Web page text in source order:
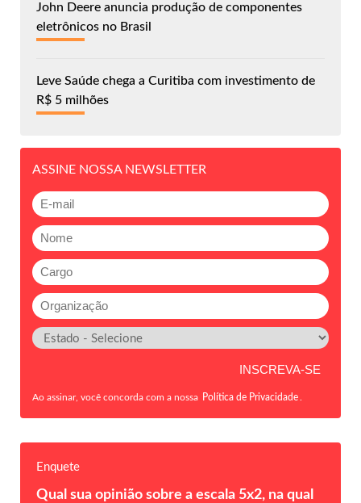
John Deere anuncia produção de componentes
eletrônicos no Brasil
Leve Saúde chega a Curitiba com investimento de
R$ 5 milhões
ASSINE NOSSA NEWSLETTER
Ao assinar, você concorda com a nossa Política de Privacidade
Enquete
Qual sua opinião sobre a escala 5x2, na qual